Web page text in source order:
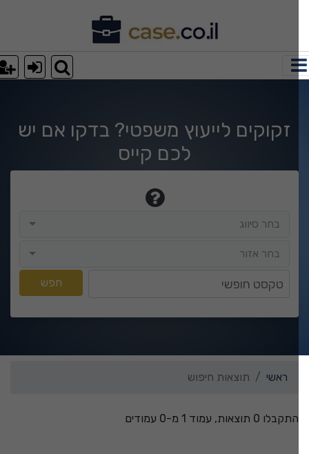
חיפוש
זקוקים לייעוץ משפטי? בדקו אם יש
לכם קייס
בחר סיווג
בחר אזור
חפש
ראשי תוצאות חיפוש
התקבלו 0 תוצאות, עמוד 1 מ-0 עמודים